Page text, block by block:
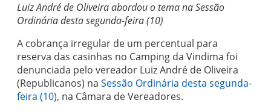
Luiz André de Oliveira abordou o tema na Sessão
Ordinária desta segunda-feira (10)
A cobrança irregular de um percentual para
reserva das casinhas no Camping da Vindima foi
denunciada pelo vereador Luiz André de Oliveira
(Republicanos) na Sessão Ordinária desta segunda-
feira (10), na Câmara de Vereadores.